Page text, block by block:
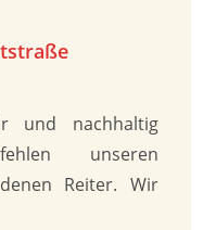
und nachhaltig
unseren
Reiter. Wir